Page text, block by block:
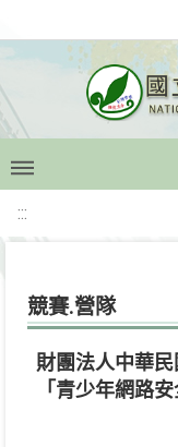
:::
競賽.營隊
財團法人中華
「青少年網路